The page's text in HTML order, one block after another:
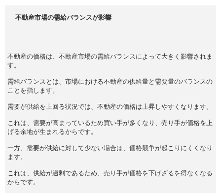
不動産市場の需給バランスが影響
不動産の価格は、不動産市場の需給バランスによって大きく影響されま
す。
需給バランスとは、市場における不動産の供給量と需要量のバランスの
ことを指します。
需要が供給を上回る状況では、不動産の価格は上昇しやすくなります。
これは、需要が高まっているため買い手が多くなり、売り手が価格を上
げる余地が生まれるからです。
一方、需要が供給に対して少ない場合は、価格競争が起こりにくくなり
ます。
これは、供給が過剰であるため、売り手が価格を下げざるを得なくなる
からです。